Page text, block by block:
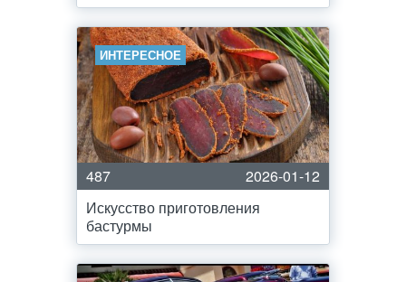
ИНТЕРЕСНОЕ
487
2026-01-12
Искусство приготовления
бастурмы